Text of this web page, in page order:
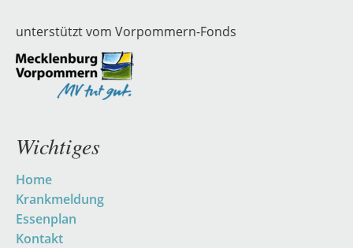
unterstützt vom Vorpommern-Fonds
Wichtiges
Navigation
überspringen
Home
Krankmeldung
Essenplan
Kontakt